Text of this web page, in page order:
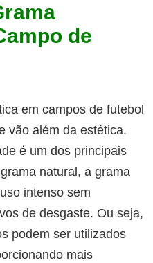
de
em campos de futebol
vão além da estética.
é um dos principais
natural, a grama
intenso sem
de desgaste. Ou seja,
podem ser utilizados
mais